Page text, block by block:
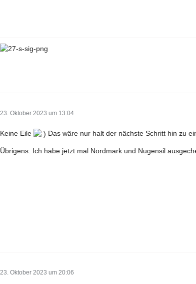
23. Oktober 2023 um 13:04
Keine Eile Das wäre nur halt der nächste Schritt hin zu
Übrigens: Ich habe jetzt mal Nordmark und Nugensil
23. Oktober 2023 um 20:06